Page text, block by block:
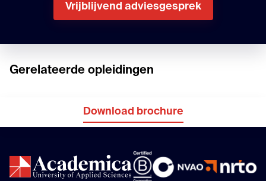
Vrijblijvend adviesgesprek
Gerelateerde opleidingen
Download brochure